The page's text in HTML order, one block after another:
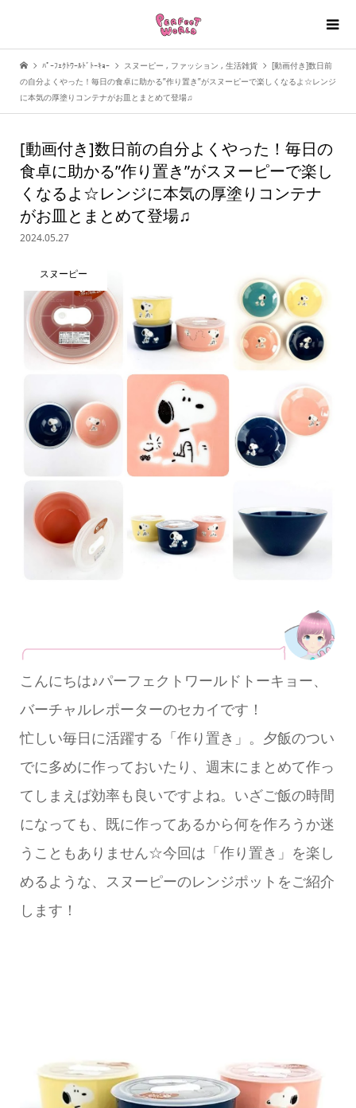
ﾊﾟｰﾌｪｸﾄﾜｰﾙﾄﾞﾄｰｷｮｰ スヌーピー , ファッション , 生活雑貨
[動画付き]数日前
の自分よくやった！毎日の食卓に助かる”作り置き”がスヌーピーで楽しくなるよ☆レンジ
に本気の厚塗りコンテナがお皿とまとめて登場♫
[動画付き]数日前の自分よくやった！毎日の
食卓に助かる”作り置き”がスヌーピーで楽し
くなるよ☆レンジに本気の厚塗りコンテナ
がお皿とまとめて登場♫
2024.05.27
スヌーピー
こんにちは♪パーフェクトワールドトーキョー、
バーチャルレポーターのセカイです！
忙しい毎日に活躍する「作り置き」。夕飯のつい
でに多めに作っておいたり、週末にまとめて作っ
てしまえば効率も良いですよね。いざご飯の時間
になっても、既に作ってあるから何を作ろうか迷
うこともありません☆今回は「作り置き」を楽し
めるような、スヌーピーのレンジポットをご紹介
します！